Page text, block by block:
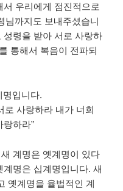
서 우리에게 점진적으로
님까지도 보내주셨습니
성령을 받아 서로 사랑하
통해서 복음이 전파되
명입니다.
로 사랑하라 내가 너희
랑하라”
새 계명은 옛계명이 있다
계명은 십계명입니다.새
옛계명을 율법적인 계